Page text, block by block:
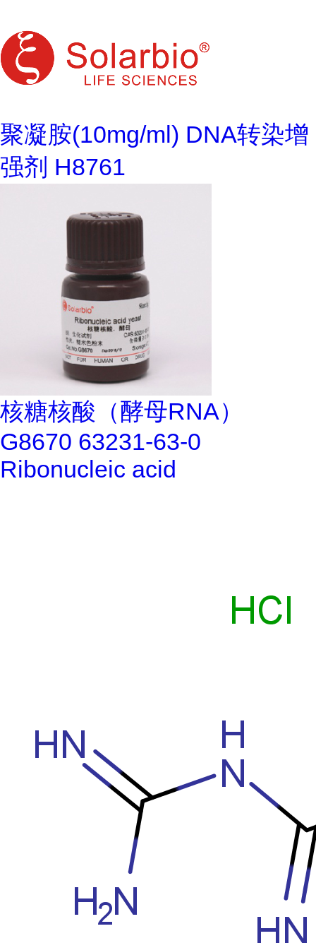
聚凝胺(10mg/ml) DNA转染增
强剂 H8761
核糖核酸（酵母RNA）
G8670 63231-63-0
Ribonucleic acid